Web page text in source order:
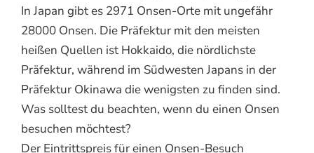
In Japan gibt es 2971 Onsen-Orte mit ungefähr
28000 Onsen. Die Präfektur mit den meisten
heißen Quellen ist Hokkaido, die nördlichste
Präfektur, während im Südwesten Japans in der
Präfektur Okinawa die wenigsten zu finden sind.
Was solltest du beachten, wenn du einen Onsen
besuchen möchtest?
Der Eintrittspreis für einen Onsen-Besuch